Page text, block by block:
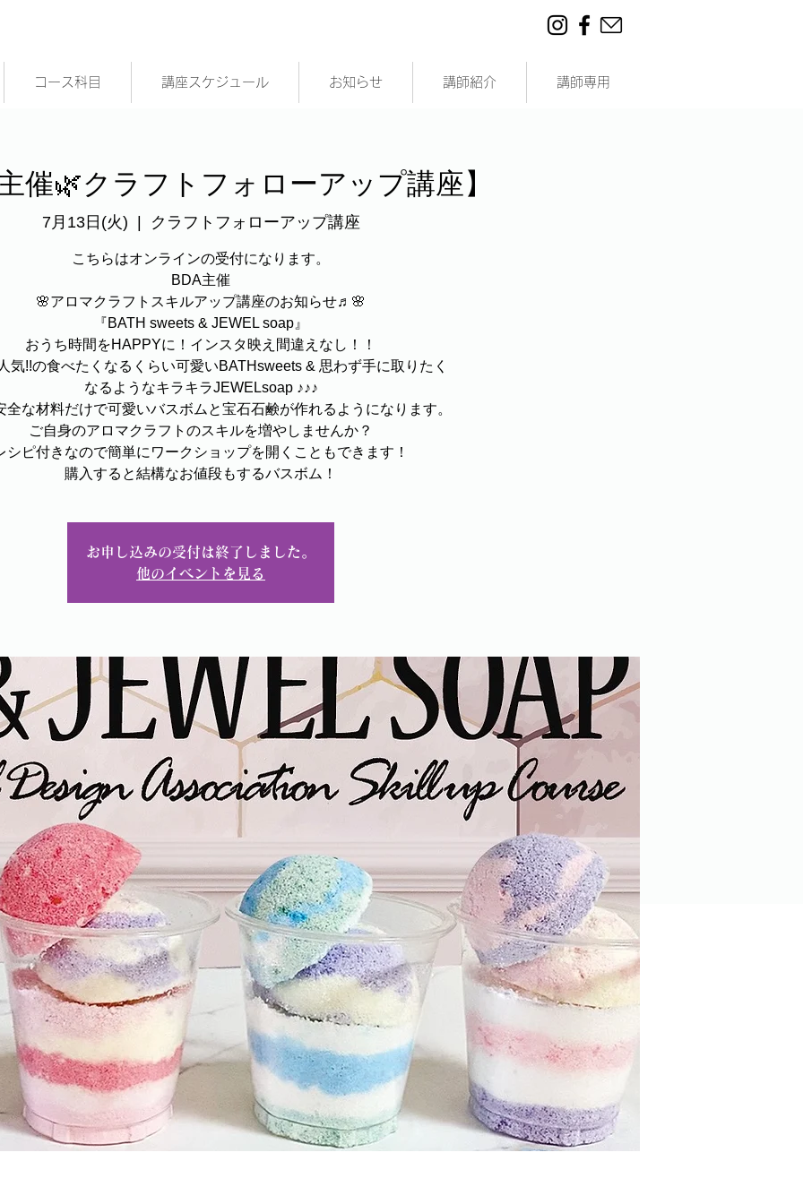
コース科目 講座スケジュール お知らせ 講師紹介 講師専用
催🌿クラフトフォローアップ講座】
7月13日(火)
  |
クラフトフォローアップ講座
こちらはオンラインの受付になります。
BDA主催
🌸アロマクラフトスキルアップ講座のお知らせ♬🌸
『BATH sweets & JEWEL soap』
おうち時間をHAPPYに！インスタ映え間違えなし！！
気!!の食べたくなるくらい可愛いBATHsweets & 思わず手に取りたく
なるようなキラキラJEWELsoap ♪♪♪
全な材料だけで可愛いバスボムと宝石石鹸が作れるようになります。
ご自身のアロマクラフトのスキルを増やしませんか？
シピ付きなので簡単にワークショップを開くこともできます！
購入すると結構なお値段もするバスボム！
お申し込みの受付は終了しました。
他のイベントを見る